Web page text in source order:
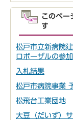
このペー
す
松戸市立新病院
ロポーザルの参
入札結果
松戸市病院事業
松飛台工業団地
大豆（だいず）